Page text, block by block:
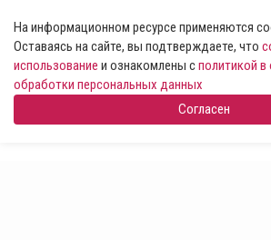
На информационном ресурсе применяются
Оставаясь на сайте, вы подтверждаете, что
использование и ознакомлены сполитикой
обработки персональных данных
Согласен